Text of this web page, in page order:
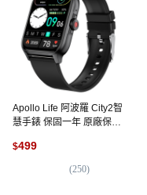
Apollo Life 阿波羅 City2智
慧手錶 保固一年 原廠保固,
$499
(250)